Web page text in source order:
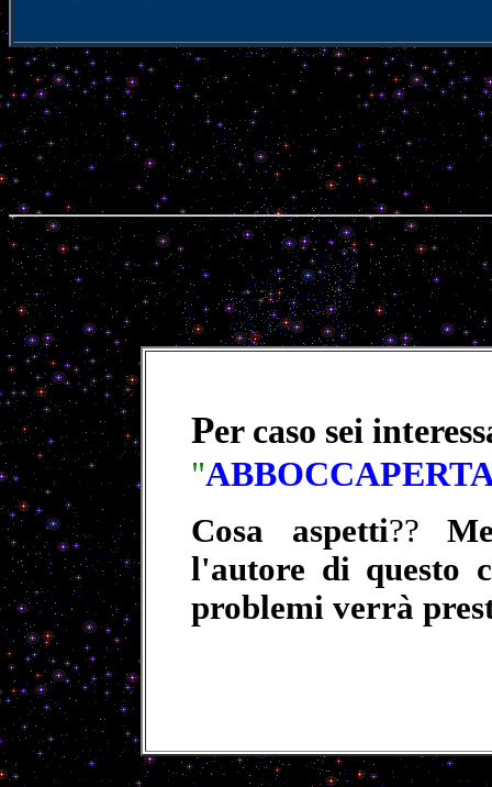
Per caso sei
"
Cosa aspetti??
l'autore di questo
problemi verrà